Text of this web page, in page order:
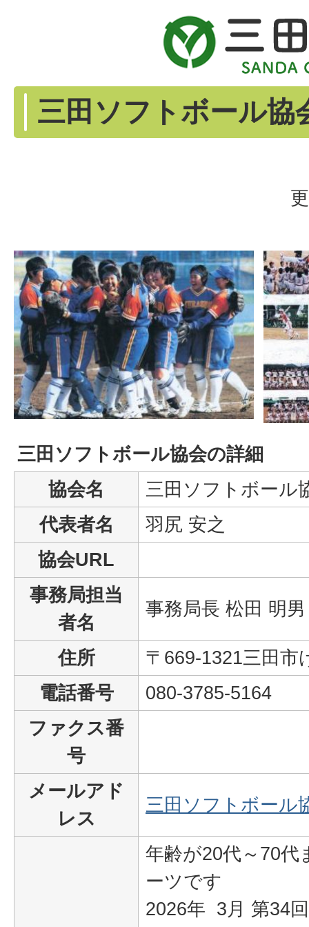
三田ソフトボール協
三田ソフトボール協会の詳細
協会名
三田ソフトボール
代表者名
羽尻 安之
協会URL
事務局担当
者名
事務局長 松田 明男
住所
〒669-1321三田市
電話番号
080-3785-5164
ファクス番
号
メールアド
レス
三田ソフトボール
年齢が20代～70代
ーツです
2026年 3月 第34